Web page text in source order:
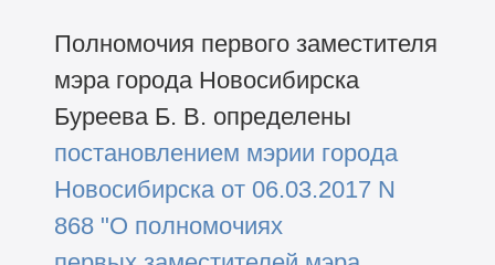
Полномочия первого заместителя
мэра города Новосибирска
Буреева Б. В. определены
постановлением мэрии города
Новосибирска от 06.03.2017 N
868 "О полномочиях